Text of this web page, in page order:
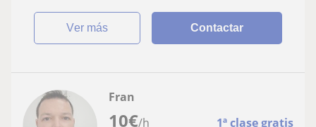
ver más Contactar
10€/h 1ª clase gratis
Fran